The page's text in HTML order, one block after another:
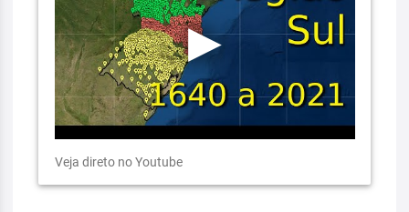
Veja direto no Youtube